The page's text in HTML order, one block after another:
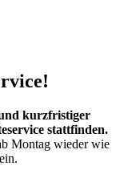
kurzfristiger
stattfinden.
Montag wieder wie